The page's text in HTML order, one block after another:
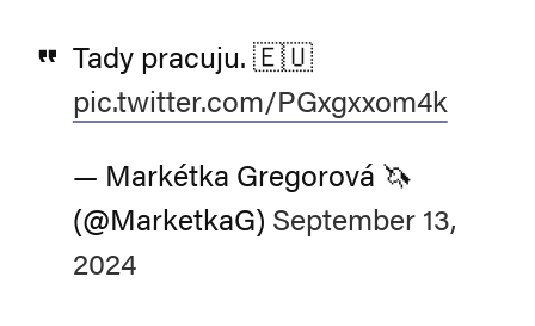
Tady pracuju. 🇪🇺
pic.twitter.com/PGxgxxom4k
— Markétka Gregorová 🦄
(@MarketkaG) September 13,
2024